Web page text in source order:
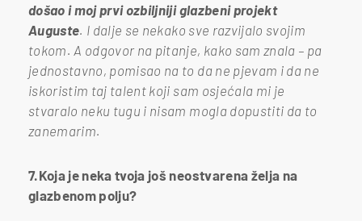
došao i moj prvi ozbiljniji glazbeni projekt
Auguste. I dalje se nekako sve razvijalo svojim
tokom. A odgovor na pitanje, kako sam znala – pa
jednostavno, pomisao na to da ne pjevam i da ne
iskoristim taj talent koji sam osjećala mi je
stvaralo neku tugu i nisam mogla dopustiti da to
zanemarim.
7.Koja je neka tvoja još neostvarena želja na
glazbenom polju?